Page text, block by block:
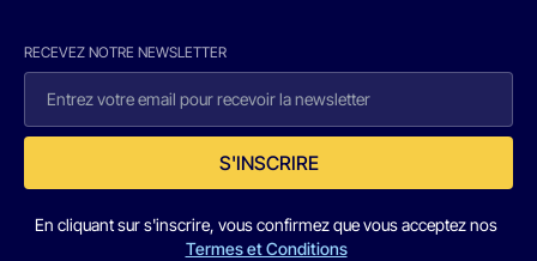
RECEVEZ NOTRE NEWSLETTER
S'INSCRIRE
En cliquant sur s'inscrire, vous confirmez que vous acceptez nos
Termes et Conditions